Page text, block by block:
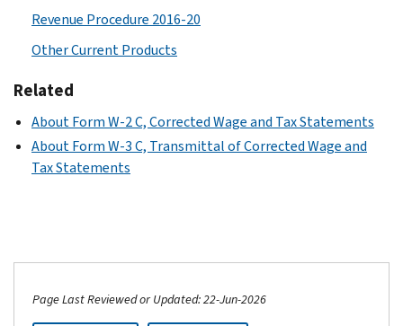
Revenue Procedure 2016-20
Other Current Products
Related
About Form W-2 C, Corrected Wage and Tax Statements
About Form W-3 C, Transmittal of Corrected Wage and
Tax Statements
Page Last Reviewed or Updated: 22-Jun-2026